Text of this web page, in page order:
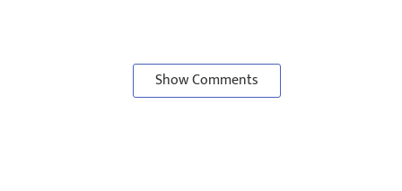
Show Comments